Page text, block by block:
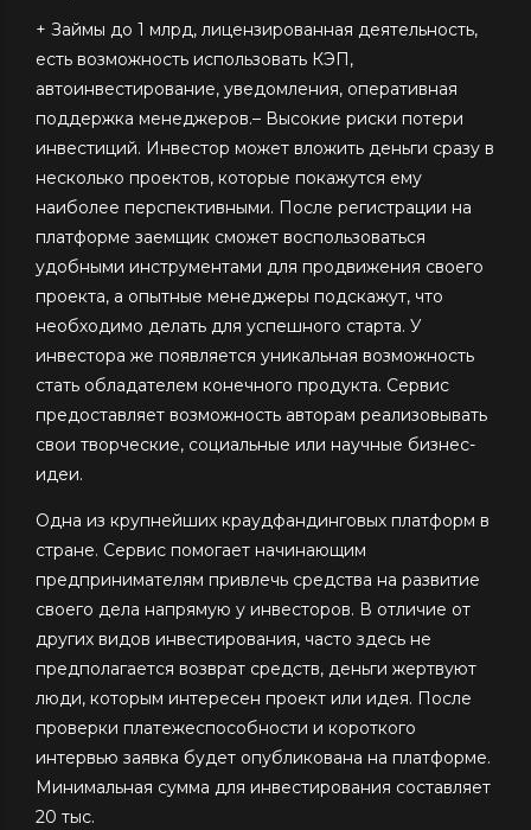
+ Займы до 1 млрд, лицензированная деятельность,
есть возможность использовать КЭП,
автоинвестирование, уведомления, оперативная
поддержка менеджеров.– Высокие риски потери
инвестиций. Инвестор может вложить деньги сразу в
несколько проектов, которые покажутся ему
наиболее перспективными. После регистрации на
платформе заемщик сможет воспользоваться
удобными инструментами для продвижения своего
проекта, а опытные менеджеры подскажут, что
необходимо делать для успешного старта. У
инвестора же появляется уникальная возможность
стать обладателем конечного продукта. Сервис
предоставляет возможность авторам реализовывать
свои творческие, социальные или научные бизнес-
идеи.
Одна из крупнейших краудфандинговых платформ в
стране. Сервис помогает начинающим
предпринимателям привлечь средства на развитие
своего дела напрямую у инвесторов. В отличие от
других видов инвестирования, часто здесь не
предполагается возврат средств, деньги жертвуют
люди, которым интересен проект или идея. После
проверки платежеспособности и короткого
интервью заявка будет опубликована на платформе.
Минимальная сумма для инвестирования составляет
20 тыс.